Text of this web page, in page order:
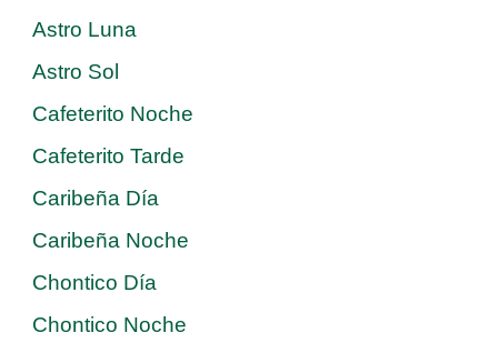
Astro Luna
Astro Sol
Cafeterito Noche
Cafeterito Tarde
Caribeña Día
Caribeña Noche
Chontico Día
Chontico Noche